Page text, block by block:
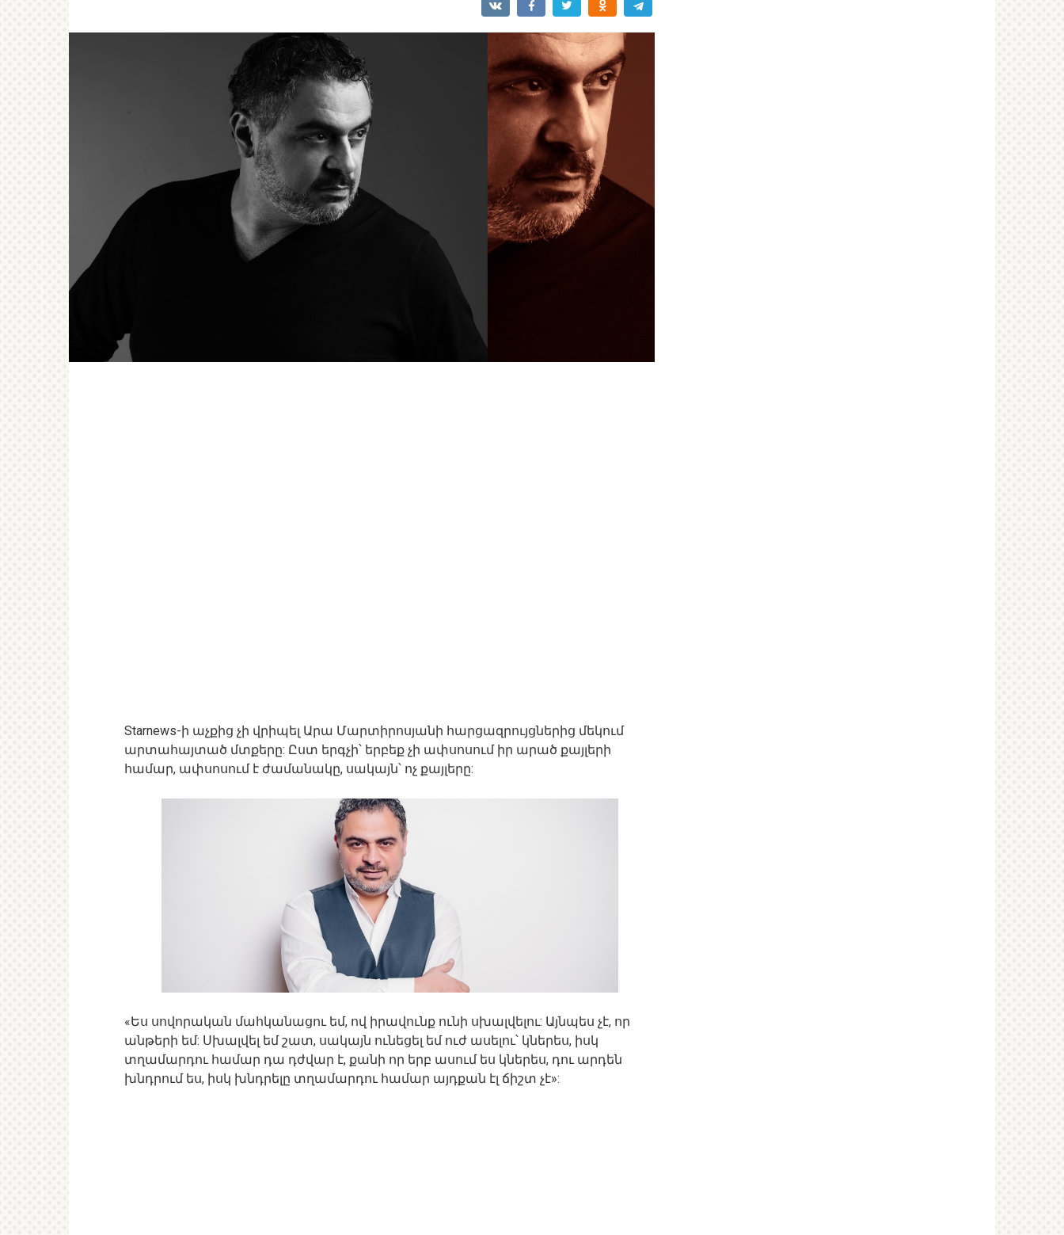
Starnews-ի աչքից չի վրիպել Արա Մարտիրոսյանի հարցազրույցներից մեկում
արտահայտած մտքերը: Ըստ երգչի՝ երբեք չի ափսոսում իր արած քայլերի
համար, ափսոսում է ժամանակը, սակայն՝ ոչ քայլերը:
«Ես սովորական մահկանացու եմ, ով իրավունք ունի սխալվելու: Այնպես չէ, որ
անթերի եմ: Սխալվել եմ շատ, սակայն ունեցել եմ ուժ ասելու՝ կներես, իսկ
տղամարդու համար դա դժվար է, քանի որ երբ ասում ես կներես, դու արդեն
խնդրում ես, իսկ խնդրելը տղամարդու համար այդքան էլ ճիշտ չէ»: